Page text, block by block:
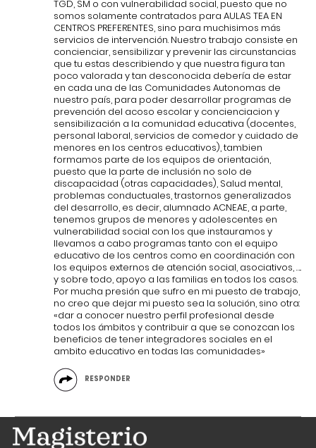
TGD, SM o con vulnerabilidad social, puesto que no
somos solamente contratados para AULAS TEA EN
CENTROS PREFERENTES, sino para muchisimos más
servicios de intervención. Nuestro trabajo consiste en
concienciar, sensibilizar y prevenir las circunstancias
que tu estas describiendo y que nuestra figura tan
poco valorada y tan desconocida debería de estar
en cada una de las Comunidades Autonomas de
nuestro país, para poder desarrollar programas de
prevención del acoso escolar y concienciacion y
sensibilización a la comunidad educativa (docentes,
personal laboral, servicios de comedor y cuidado de
menores en los centros educativos), tambien
formamos parte de los equipos de orientación,
puesto que la parte de inclusión no solo de
discapacidad (otras capacidades), Salud mental,
problemas conductuales, trastornos generalizados
del desarrollo, es decir, alumnado ACNEAE, a parte,
tenemos grupos de menores y adolescentes en
vulnerabilidad social con los que instauramos y
llevamos a cabo programas tanto con el equipo
educativo de los centros como en coordinación con
los equipos externos de atención social, asociativos, …..
y sobre todo, apoyo a las familias en todos los casos.
Por mucha presión que sufro en mi puesto de trabajo,
no creo que dejar mi puesto sea la solución, sino otra:
«dar a conocer nuestro perfil profesional desde
todos los ámbitos y contribuir a que se conozcan los
beneficios de tener integradores sociales en el
ambito educativo en todas las comunidades»
RESPONDER